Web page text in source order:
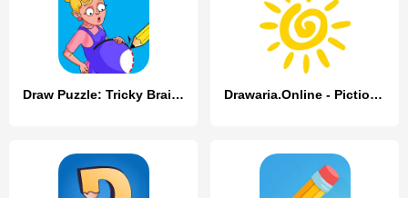
Draw Puzzle: Tricky Brain Test Drawaria.Online - Pictionary /